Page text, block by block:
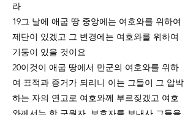
라
19그 날에 애굽 땅 중앙에는 여호와를 위하여
제단이 있겠고 그 변경에는 여호와를 위하여
기둥이 있을 것이요
20이것이 애굽 땅에서 만군의 여호와를 위하
여 표적과 증거가 되리니 이는 그들이 그 압박
하는 자의 연고로 여호와께 부르짖겠고 여호